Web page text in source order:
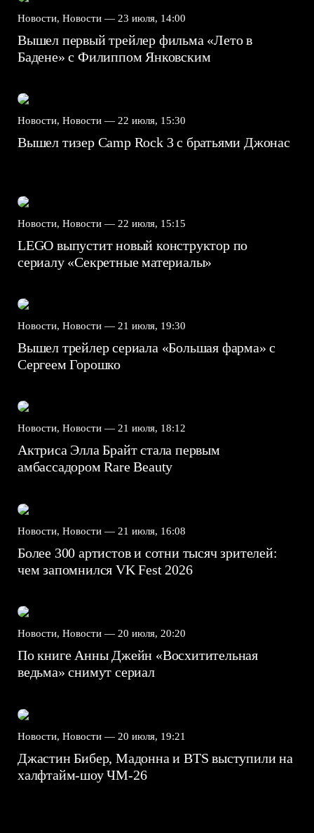
Новости, Новости — 23 июля, 14:00
Вышел первый трейлер фильма «Лето в
Бадене» с Филиппом Янковским
Новости, Новости — 22 июля, 15:30
Вышел тизер Camp Rock 3 с братьями Джонас
Новости, Новости — 22 июля, 15:15
LEGO выпустит новый конструктор по
сериалу «Секретные материалы»
Новости, Новости — 21 июля, 19:30
Вышел трейлер сериала «Большая фарма» с
Сергеем Горошко
Новости, Новости — 21 июля, 18:12
Актриса Элла Брайт стала первым
амбассадором Rare Beauty
Новости, Новости — 21 июля, 16:08
Более 300 артистов и сотни тысяч зрителей:
чем запомнился VK Fest 2026
Новости, Новости — 20 июля, 20:20
По книге Анны Джейн «Восхитительная
ведьма» снимут сериал
Новости, Новости — 20 июля, 19:21
Джастин Бибер, Мадонна и BTS выступили на
халфтайм-шоу ЧМ-26